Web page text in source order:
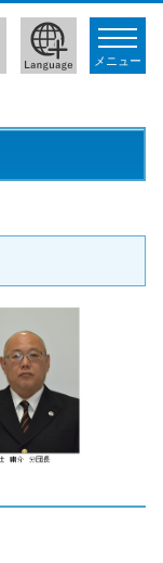
toggle
メニュー